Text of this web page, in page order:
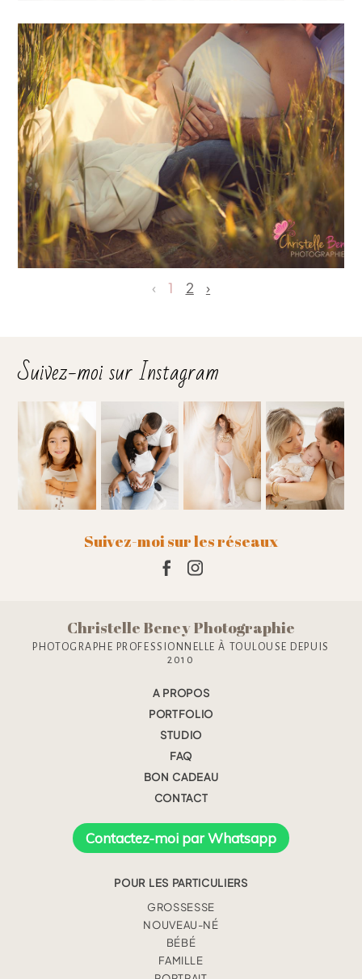
‹ 1 2 ›
Suivez-moi sur Instagram
Suivez-moi sur les réseaux
Christelle Beney Photographie
PHOTOGRAPHE PROFESSIONNELLE À TOULOUSE DEPUIS
2010
A PROPOS
PORTFOLIO
STUDIO
FAQ
BON CADEAU
CONTACT
Contactez-moi par Whatsapp
POUR LES PARTICULIERS
GROSSESSE
NOUVEAU-NÉ
BÉBÉ
FAMILLE